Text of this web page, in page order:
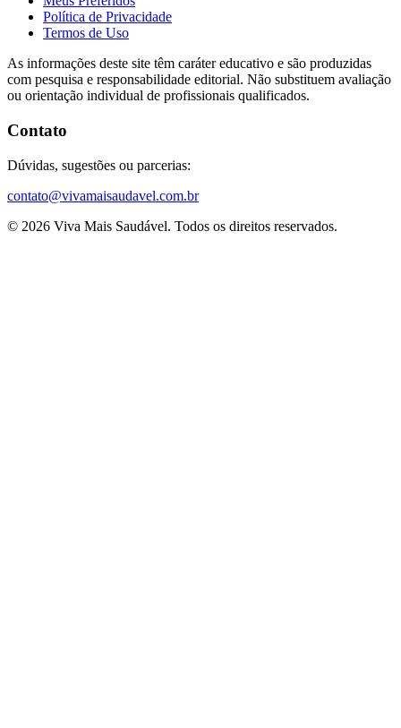
Política de Privacidade
Termos de Uso
As informações deste site têm caráter educativo e são produzidas
com pesquisa e responsabilidade editorial. Não substituem avaliação
ou orientação individual de profissionais qualificados.
Contato
Dúvidas, sugestões ou parcerias:
contato@vivamaisaudavel.com.br
© 2026 Viva Mais Saudável. Todos os direitos reservados.